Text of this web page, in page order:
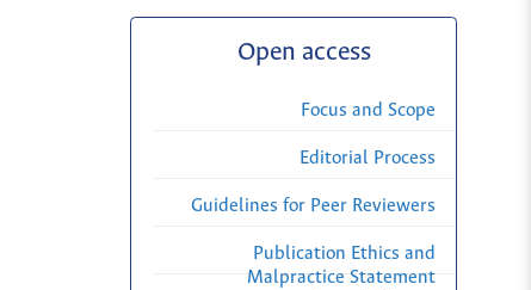
Open access
Focus and Scope
Editorial Process
Guidelines for Peer Reviewers
Publication Ethics and
Malpractice Statement